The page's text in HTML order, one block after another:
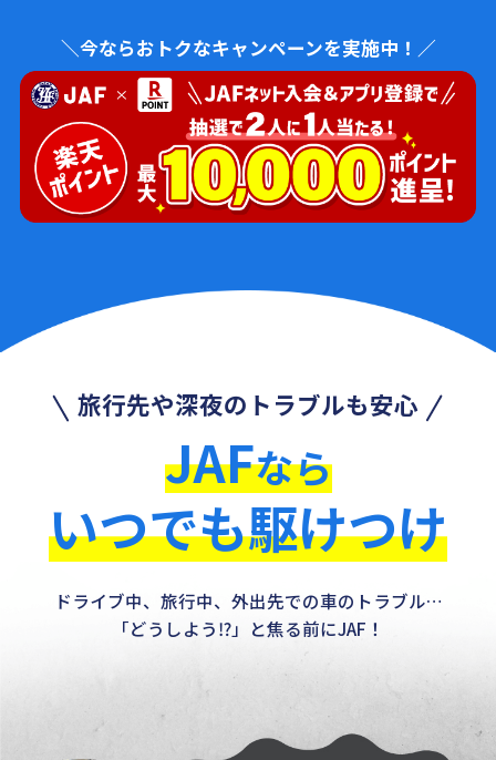
＼今ならおトクなキャンペーンを実施中！／
旅行先や深夜のトラブルも安心
JAFなら
いつでも駆けつけ
ドライブ中、旅行中、外出先での車のトラブル…
「どうしよう⁉」と焦る前にJAF！